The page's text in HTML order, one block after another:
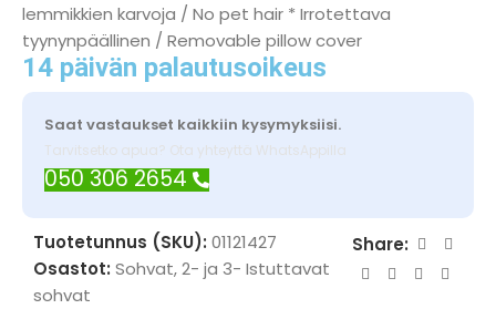
lemmikkien karvoja / No pet hair * Irrotettava
tyynynpäällinen / Removable pillow cover
14 päivän palautusoikeus
Saat vastaukset kaikkiin kysymyksiisi.
Tarvitsetko apua? Ota yhteyttä WhatsAppilla
050 306 2654
Tuotetunnus (SKU): 01121427
Osastot: Sohvat,2- ja 3- Istuttavat
sohvat
Share: